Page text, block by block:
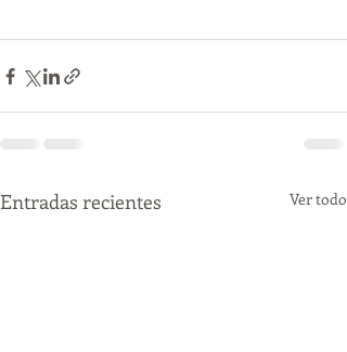
Entradas recientes Ver todo